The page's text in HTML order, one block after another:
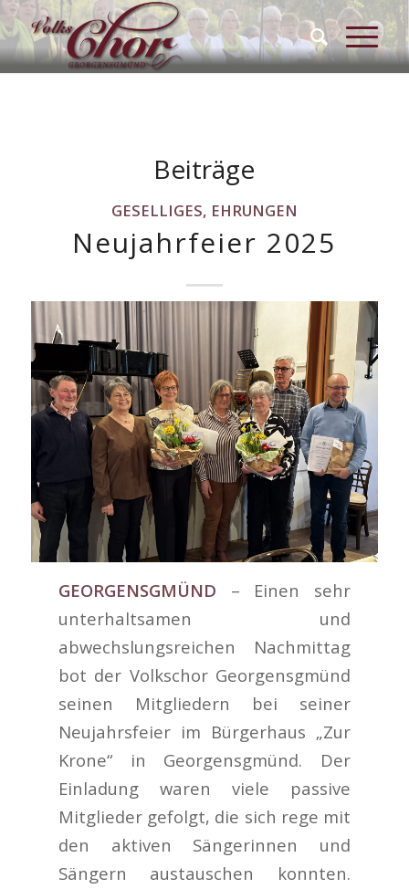
Beiträge
GESELLIGES, EHRUNGEN
Neujahrfeier 2025
GEORGENSGMÜND – Einen sehr
unterhaltsamen und
abwechslungsreichen Nachmittag
bot der Volkschor Georgensgmünd
seinen Mitgliedern bei seiner
Neujahrsfeier im Bürgerhaus „Zur
Krone“ in Georgensgmünd. Der
Einladung waren viele passive
Mitglieder gefolgt, die sich rege mit
den aktiven Sängerinnen und
Sängern austauschen konnten.